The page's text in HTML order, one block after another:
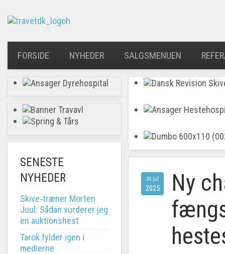
FORSIDE NYHEDER SALGSMENUEN
24 jul
2025
Ny
SENESTE
NYHEDER
Skive‑træner Morten
Juul: Sådan vurderer jeg
en auktionshest
Tarok fylder igen i
medierne